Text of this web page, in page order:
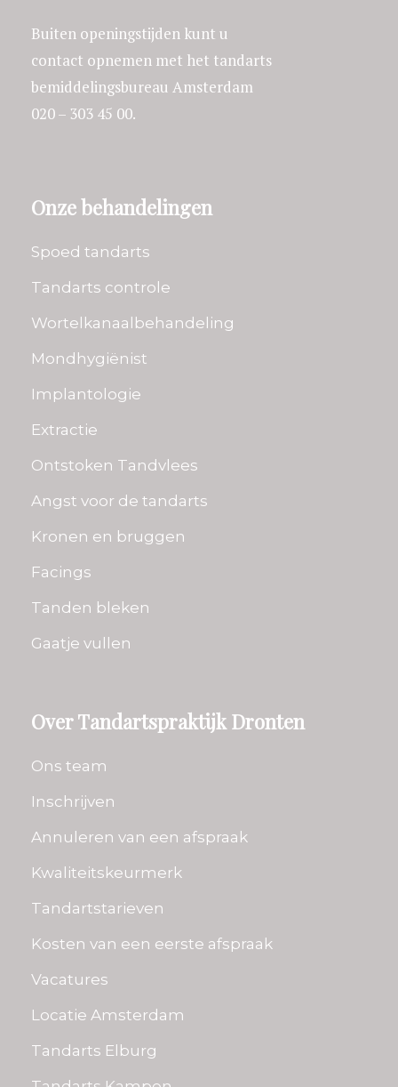
Buiten openingstijden kunt u
contact opnemen met het tandarts
bemiddelingsbureau Amsterdam
020 – 303 45 00.
Onze behandelingen
Spoed tandarts
Tandarts controle
Wortelkanaalbehandeling
Mondhygiënist
Implantologie
Extractie
Ontstoken Tandvlees
Angst voor de tandarts
Kronen en bruggen
Facings
Tanden bleken
Gaatje vullen
Over Tandartspraktijk Dronten
Ons team
Inschrijven
Annuleren van een afspraak
Kwaliteitskeurmerk
Tandartstarieven
Kosten van een eerste afspraak
Vacatures
Locatie Amsterdam
Tandarts Elburg